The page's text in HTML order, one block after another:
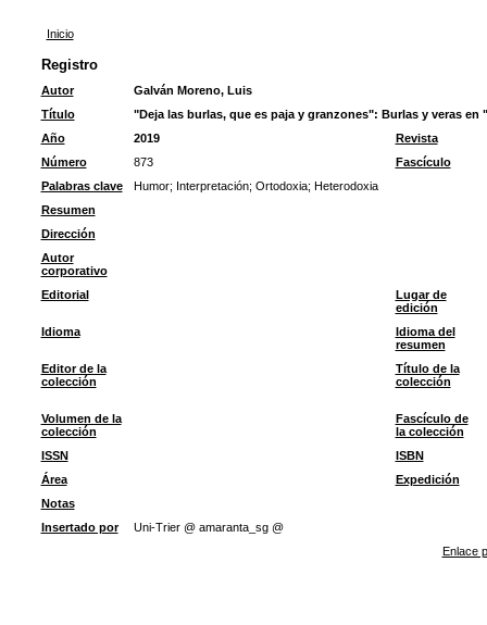
Inicio
Registro
Autor
Galván Moreno, Luis
Título
"Deja las burlas, que es paja y granzones": Burlas y veras en
Año
2019
Revista
Número
873
Fascículo
Palabras clave
Humor; Interpretación; Ortodoxia; Heterodoxia
Resumen
Dirección
Autor
corporativo
Editorial
Lugar de
edición
Idioma
Idioma del
resumen
Editor de la
colección
Título de la
colección
Volumen de la
colección
Fascículo de
la colección
ISSN
ISBN
Área
Expedición
Notas
Insertado por
Uni-Trier @ amaranta_sg @
Enlace